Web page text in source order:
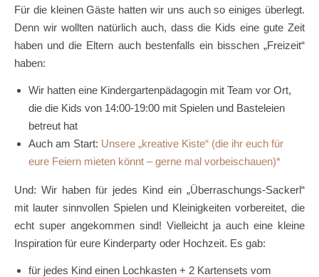
Für die kleinen Gäste hatten wir uns auch so einiges überlegt.
Denn wir wollten natürlich auch, dass die Kids eine gute Zeit
haben und die Eltern auch bestenfalls ein bisschen „Freizeit“
haben:
Wir hatten eine Kindergartenpädagogin mit Team vor Ort,
die die Kids von 14:00-19:00 mit Spielen und Basteleien
betreut hat
Auch am Start: Unsere „kreative Kiste“ (die ihr euch für
eure Feiern mieten könnt – gerne mal vorbeischauen)
Und: Wir haben für jedes Kind ein „Überraschungs-Sackerl“
mit lauter sinnvollen Spielen und Kleinigkeiten vorbereitet, die
echt super angekommen sind! Vielleicht ja auch eine kleine
Inspiration für eure Kinderparty oder Hochzeit. Es gab:
für jedes Kind einen Lochkasten + 2 Kartensets vom